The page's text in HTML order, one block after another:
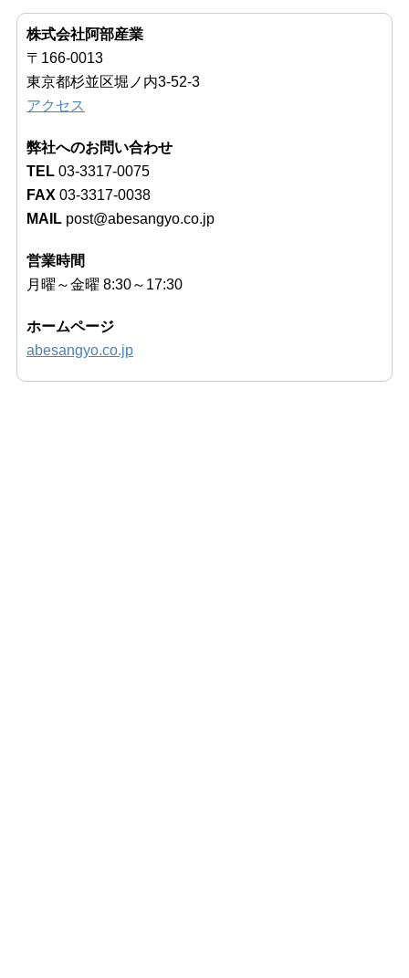
株式会社阿部産業
〒166-0013
東京都杉並区堀ノ内3-52-3
アクセス
弊社へのお問い合わせ
TEL03-3317-0075
FAX 03-3317-0038
MAILpost@abesangyo.co.jp
営業時間
月曜～金曜 8:30～17:30
ホームページ
abesangyo.co.jp